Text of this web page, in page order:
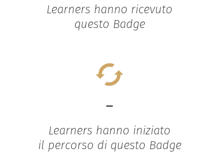
Learners hanno ricevuto
questo Badge
-
Learners hanno iniziato
il percorso di questo Badge